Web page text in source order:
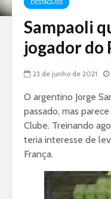
DESTAQUES
Sampaoli
jogador do
23 de junho de 2021
O argentino Jorge
passado, mas
Clube. Treinando
teria interesse de
França.